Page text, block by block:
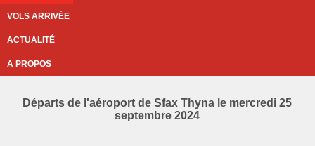
VOLS ARRIVÉE
ACTUALITÉ
A PROPOS
Départs de l'aéroport de Sfax Thyna le mercredi 25
septembre 2024